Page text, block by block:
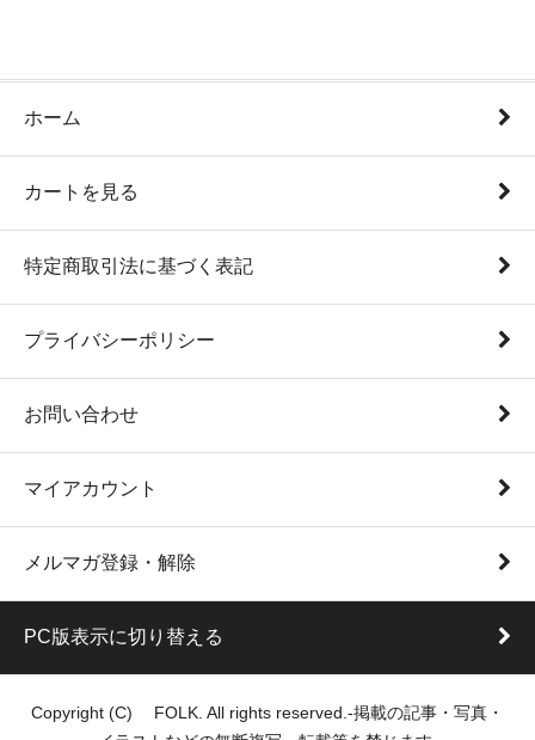
ホーム
カートを見る
特定商取引法に基づく表記
プライバシーポリシー
お問い合わせ
マイアカウント
メルマガ登録・解除
PC版表示に切り替える
Copyright (C) FOLK. All rights reserved.-掲載の記事・写真・